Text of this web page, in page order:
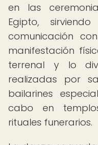
en las
Egipto,
comunicación
manifestación
terrenal y lo
realizadas por
bailarines
cabo en
rituales funerarios.